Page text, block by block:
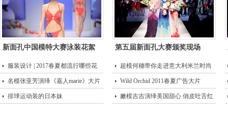
新面孔中国模特大赛泳装花絮 第五届新面孔大赛颁奖现场
服装设计 | 2017春夏都流行哪些花
型？
超模何穗带你走进意大利米兰时尚
街头
名模张亚芳演绎《嘉人marie》大片 Wild Orchid 2011春夏广告大片
排球运动装的日本妹 嫩模吉吉演绎美国甜心 俏皮吐舌红